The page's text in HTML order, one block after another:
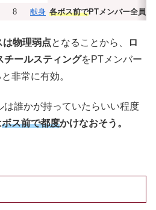
8 献身 各ボス前でPTメンバー全員
は物理弱点となることから、
ロ
チールスティングをPTメンバー
非常に有効。
は誰かが持っていたらいい程度
ボス前で都度かけなおそう。